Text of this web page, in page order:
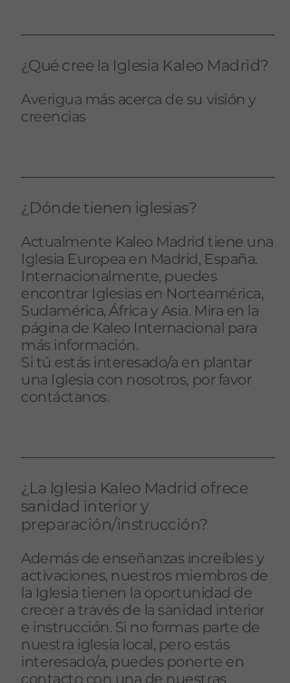
¿Qué cree la Iglesia Kaleo Madrid?
Averigua más acerca de su visión y
creencias
¿Dónde tienen iglesias?
Actualmente Kaleo Madrid tiene una
Iglesia Europea en Madrid, España.
Internacionalmente, puedes
encontrar Iglesias en Norteamérica,
Sudamérica, África y Asia. Mira en la
página de​ Kaleo Internacional para
más información.
Si tú estás interesado/a en plantar
una Iglesia con nosotros, por favor
contáctanos.
¿La Iglesia Kaleo Madrid ofrece
sanidad interior y
preparación/instrucción?
Además de enseñanzas increíbles y
activaciones, nuestros miembros de
la Iglesia tienen la oportunidad de
crecer a través de la sanidad interior
e instrucción. Si no formas parte de
nuestra iglesia local, pero estás
interesado/a, puedes ponerte en
contacto con una de nuestras